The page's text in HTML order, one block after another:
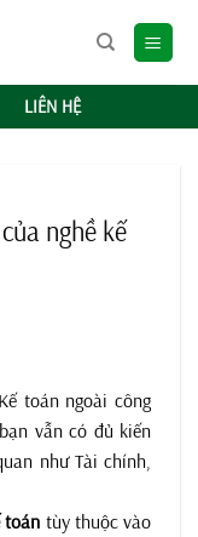
LIÊN HỆ
nghề kế
toán ngoài công
vẫn có đủ kiến
như Tài chính,
toán tùy thuộc vào